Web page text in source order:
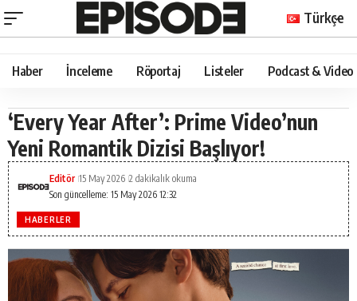
Türkçe
Haber İnceleme Röportaj Listeler Podcast & Video
‘Every Year After’: Prime Video’nun
Yeni Romantik Dizisi Başlıyor!
Son güncelleme: 15 May 2026 12:32
Editör 15 May 2026 2 dakikalık okuma
HABERLER